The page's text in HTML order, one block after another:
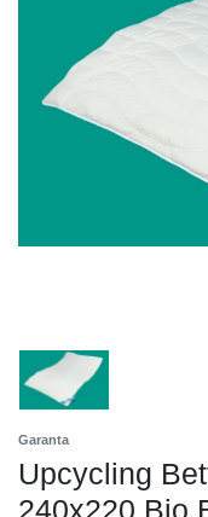
Garanta
Upcycling
240x220 Bio